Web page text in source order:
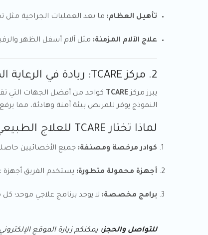
تأهيل العظام: ما بعد العمليات الجراحية مثل
علاج الآلام المزمنة: مثل آلام أسفل الظهر
2. مركز TCARE: ريادة في الرعاية المنزلية بالمدينة المنورة
يبرز مركزTCARE كواحد من أفضل الجهات التي
النموذج يوفر للمريض بيئة آمنة وهادئة، مما
لماذا تختار TCARE للعلاج الطبيعي؟
كوادر مرخصة ومصنفة: جميع الأخصائيين
أجهزة محمولة متطورة: يستخدم الفريق أجهزة
برامج مخصصة: لا يوجد برنامج علاجي
للتواصل والحجز: يمكنكم زيارة الموقع